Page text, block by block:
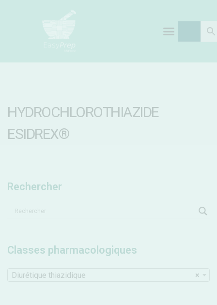
HYDROCHLOROTHIAZIDE
ESIDREX®
Rechercher
Classes pharmacologiques
×
Diurétique thiazidique